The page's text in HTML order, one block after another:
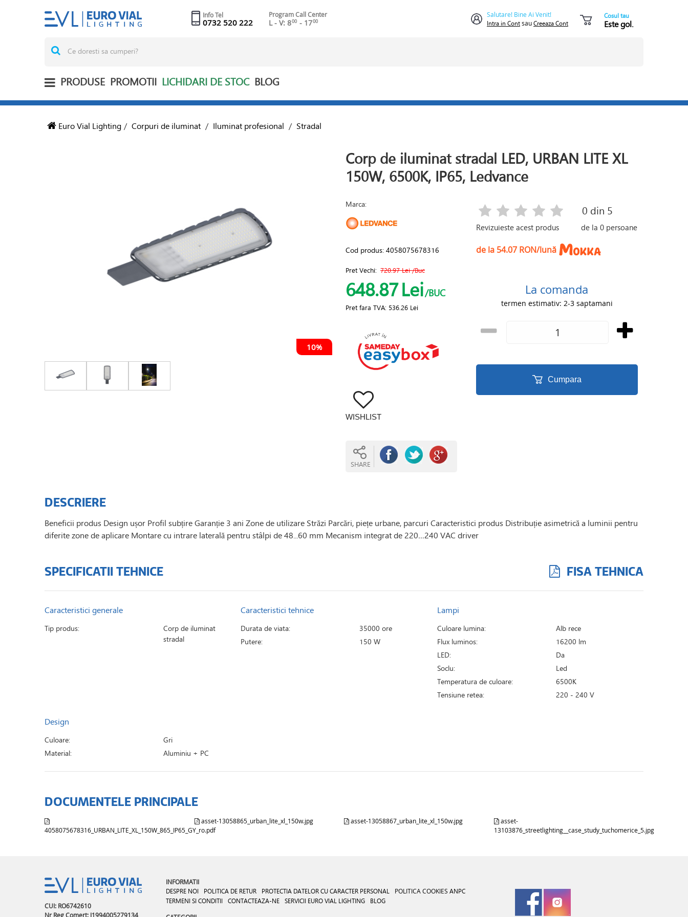
Info Tel
0732 520 222
Program Call Center
L - V: 800 - 1700
Salutare! Bine Ai Venit!
Intra in ContsauCreeaza Cont
Cosul tau
Este gol.
PRODUSE PROMOTII LICHIDARI DE STOC BLOG
Euro Vial Lighting / Corpuri de iluminat / Iluminat profesional / Stradal
10%
Corp de iluminat stradal LED, URBAN LITE XL
150W, 6500K, IP65, Ledvance
Marca:
Cod produs:4058075678316
Pret Vechi: 720.97 Lei/Buc
648.87Lei/BUC
Pret fara TVA: 536.26 Lei
WISHLIST
SHARE
Revizuieste acest produs
0 din 5
de la0 persoane
de la 54.07 RON/lună
La comanda
termen estimativ: 2-3 saptamani
Cumpara
DESCRIERE
Beneficii produs Design ușor Profil subțire Garanție 3 ani Zone de utilizare Străzi Parcări, piețe urbane, parcuri Caracteristici produs Distribuție asimetrică a luminii pentru
diferite zone de aplicare Montare cu intrare laterală pentru stâlpi de 48...60 mm Mecanism integrat de 220…240 VAC driver
SPECIFICATII TEHNICE FISA TEHNICA
Caracteristici generale
Tip produs:
Corp de iluminat
stradal
Caracteristici tehnice
Durata de viata:
35000 ore
Putere:
150 W
Lampi
Culoare lumina:
Alb rece
Flux luminos:
16200 lm
LED:
Da
Soclu:
Led
Temperatura de culoare:
6500K
Tensiune retea:
220 - 240 V
Design
Culoare:
Gri
Material:
Aluminiu + PC
DOCUMENTELE PRINCIPALE
4058075678316_URBAN_LITE_XL_150W_865_IP65_GY_ro.pdf
asset-13058865_urban_lite_xl_150w.jpg asset-13058867_urban_lite_xl_150w.jpg
asset-
13103876_streetlighting__case_study_tuchomerice_5.jpg
CUI: RO6742610
Nr Reg Comert: J1994005279134
INFORMATII
DESPRE NOI POLITICA DE RETUR PROTECTIA DATELOR CU CARACTER PERSONAL POLITICA COOKIES ANPC
TERMENI SI CONDITII
CONTACTEAZA-NE SERVICII EURO VIAL LIGHTING BLOG